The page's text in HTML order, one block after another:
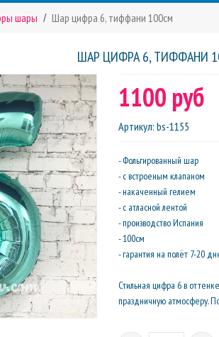
шары Шар цифра 6, тиффани 100см
ШАР ЦИФРА 6, ТИФФАНИ
1100 руб
Артикул: bs-1155
- Фольгированный шар
- с встроеным клапаном
- накаченный гелием
- с атласной лентой
- производство Испания
- 100см
- гарантия на полёт 7-20
Стильная цифра 6 в
праздничную атмосферу.